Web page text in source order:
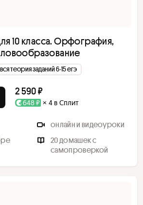
10 класса. Орфография,
вся теория заданий 6-15 егэ
2 590 ₽
648 ₽ × 4 в Сплит
онлайн и видеоуроки
20 домашек с
самопроверкой